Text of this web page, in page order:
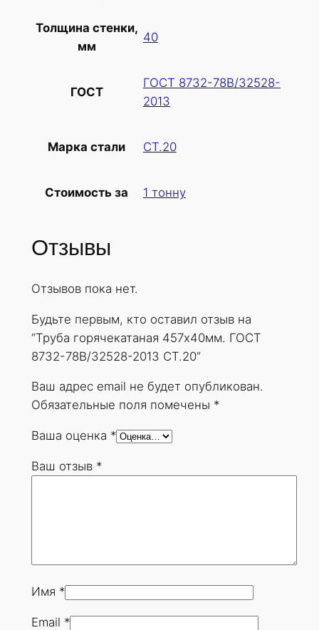
Толщина стенки,
мм
40
ГОСТ
ГОСТ 8732-78В/32528-
2013
Марка стали СТ.20
Стоимость за 1 тонну
Отзывы
Отзывов пока нет.
Будьте первым, кто оставил отзыв на
“Труба горячекатаная 457х40мм. ГОСТ
8732-78В/32528-2013 СТ.20”
Ваш адрес email не будет опубликован.
Обязательные поля помечены *
Ваша оценка *
Ваш отзыв *
Имя *
Email *